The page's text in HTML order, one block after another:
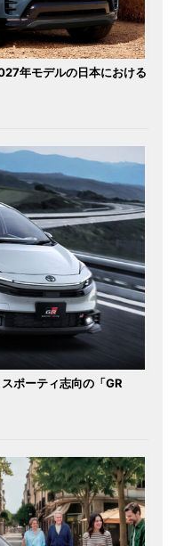
年モデルの日本における
ポーティ志向の「GR